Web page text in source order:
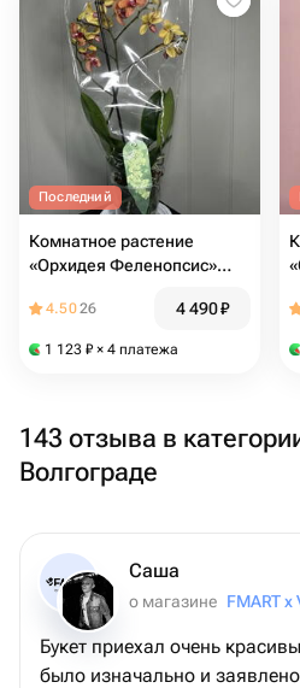
Последний
Комнатное растение
«Орхидея Феленопсис»
4.5026 4 490₽
1 123 ₽ × 4 платежа
143 отзыва в
Волгограде
Саша
о магазине
Букет приехал очень
было изначально и заявлено